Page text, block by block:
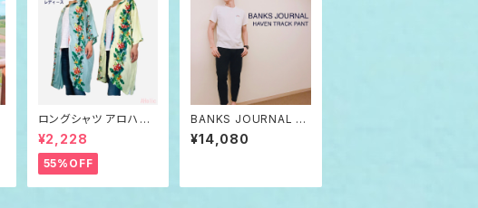
ロングシャツ アロハテ
イスト ネイティブ柄 メ
ンズ レディース
¥2,228
55%OFF
BANKS JOURNAL バ
ンクス ジャーナル ジョ
ガーパンツ
¥14,080